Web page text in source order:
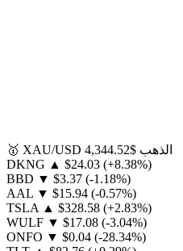
🥇 XAU/USD الذهب $4,344.52
DKNG ▲ $24.03 (+8.38%)
BBD ▼ $3.37 (-1.18%)
AAL ▼ $15.94 (-0.57%)
TSLA ▲ $328.58 (+2.83%)
WULF ▼ $17.08 (-3.04%)
ONFO ▼ $0.04 (-28.34%)